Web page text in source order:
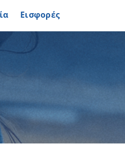
Εισφορές